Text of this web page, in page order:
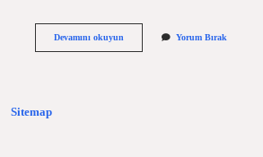
Devamını okuyunYakın
Yorum Bırak
Sitemap